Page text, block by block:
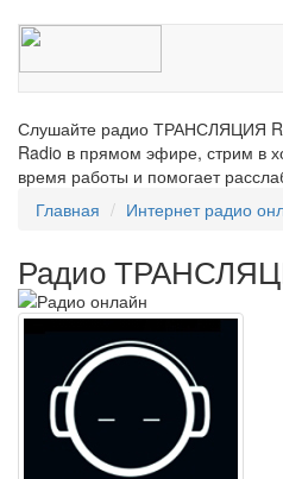
Слушайте радио ТРАНСЛЯЦИЯ
Radio в прямом эфире, стрим в
время работы и помогает
Главная
Интернет радио
Радио